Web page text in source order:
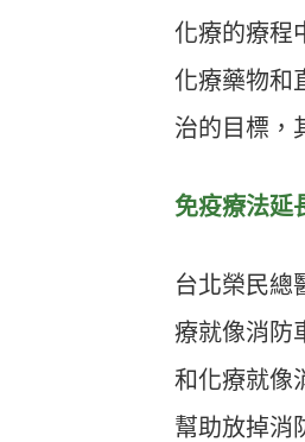
化療的療程
化療藥物和
治的目標，
免疫療法延
台北榮民總
療就像消防
和化療就像
幫助放掉消